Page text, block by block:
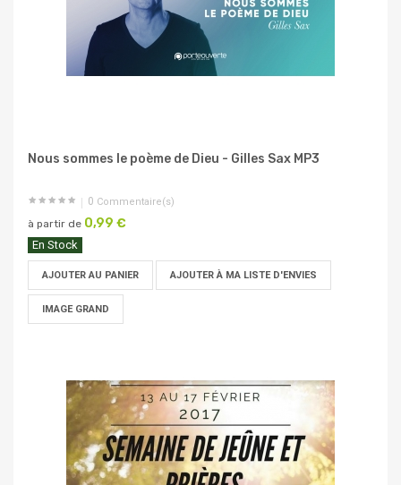
Nous sommes le poème de Dieu - Gilles Sax MP3
0 Commentaire(s)
à partir de 0,99 €
En Stock
AJOUTER AU PANIER AJOUTER À MA LISTE D'ENVIES
IMAGE GRAND